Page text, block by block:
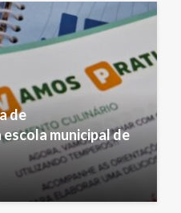
de
municipal de